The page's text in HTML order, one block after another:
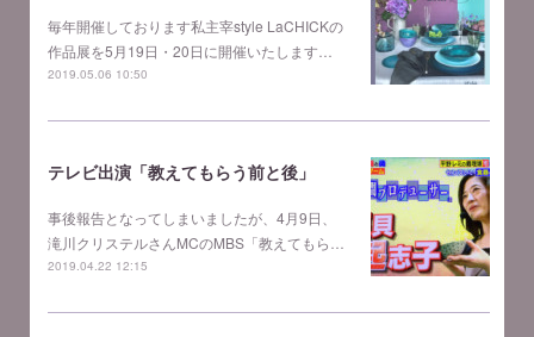
毎年開催しております私主宰style LaCHICKの
作品展を5月19日・20日に開催いたします…
2019.05.06 10:50
テレビ出演「教えてもらう前と後」
事後報告となってしまいましたが、4月9日、
滝川クリステルさんMCのMBS「教えてもら…
2019.04.22 12:15